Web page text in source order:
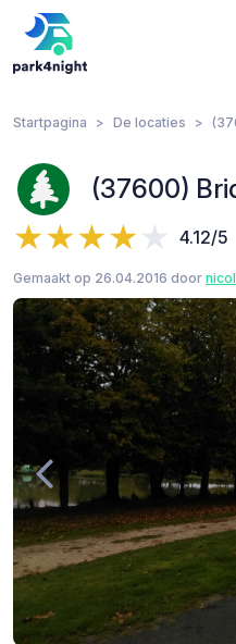
Startpagina De locaties
(37600)
4.12/5
Gemaakt op 26.04.2016 door